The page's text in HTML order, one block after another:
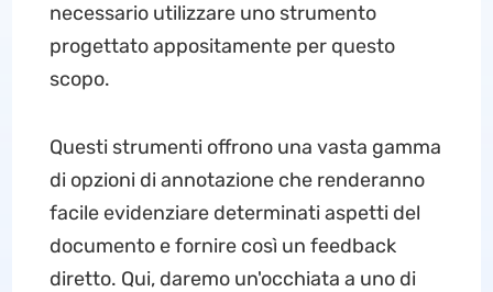
necessario utilizzare uno strumento
progettato appositamente per questo
scopo.
Questi strumenti offrono una vasta gamma
di opzioni di annotazione che renderanno
facile evidenziare determinati aspetti del
documento e fornire così un feedback
diretto. Qui, daremo un'occhiata a uno di